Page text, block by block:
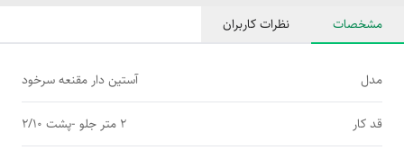
مشخصات نظرات کاربران
مدل آستین دار مقنعه سرخود
قد کار 2 متر جلو -پشت 2/10